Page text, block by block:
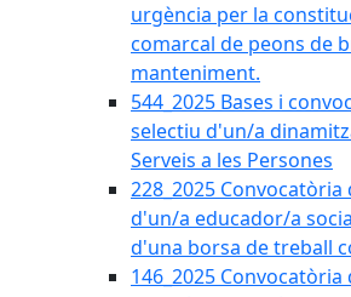
urgència per la
comarcal de peons de
manteniment.
544_2025 Bases i
selectiu d'un/a
Serveis a les Persones
228_2025
d'un/a educador/a
d'una borsa de treball
146_2025